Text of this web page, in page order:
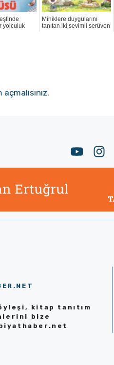
yolculuk
Miniklere duygularını
tanıtan iki sevimli serüven
.
kitap tanıtım
bize